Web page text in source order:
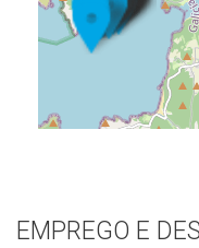
EMPREGO E